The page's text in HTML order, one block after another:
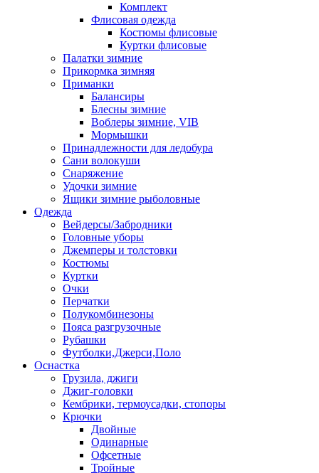
Комплект
Флисовая одежда
Костюмы флисовые
Куртки флисовые
Палатки зимние
Прикормка зимняя
Приманки
Балансиры
Блесны зимние
Воблеры зимние, VIB
Мормышки
Принадлежности для ледобура
Сани волокуши
Снаряжение
Удочки зимние
Ящики зимние рыболовные
Одежда
Вейдерсы/Забродники
Головные уборы
Джемперы и толстовки
Костюмы
Куртки
Очки
Перчатки
Полукомбинезоны
Пояса разгрузочные
Рубашки
Футболки,Джерси,Поло
Оснастка
Грузила, джиги
Джиг-головки
Кембрики, термоусадки, стопоры
Крючки
Двойные
Одинарные
Офсетные
Тройные